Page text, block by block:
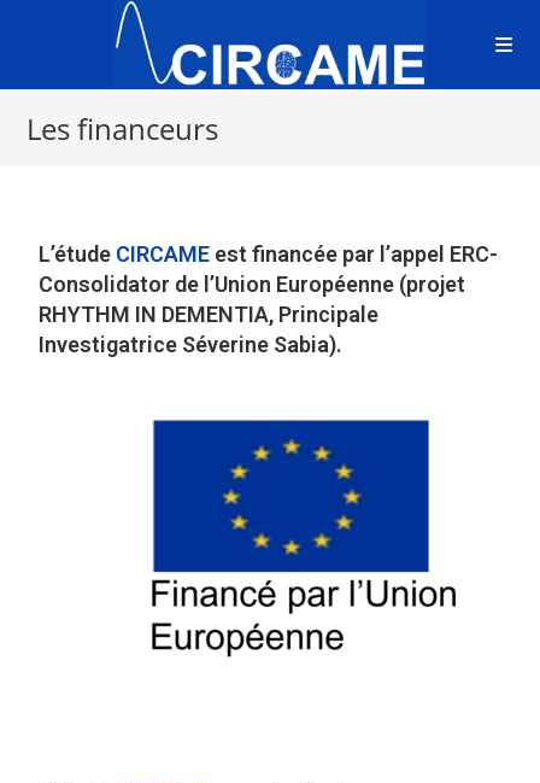
Les financeurs
L’étude CIRCAME est financée par l’appel ERC-
Consolidator de l’Union Européenne (projet
RHYTHM IN DEMENTIA, Principale
Investigatrice Séverine Sabia).